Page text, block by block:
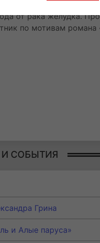
от рака желудка.
по мотивам романа
СОБЫТИЯ
Грина
и Алые паруса»